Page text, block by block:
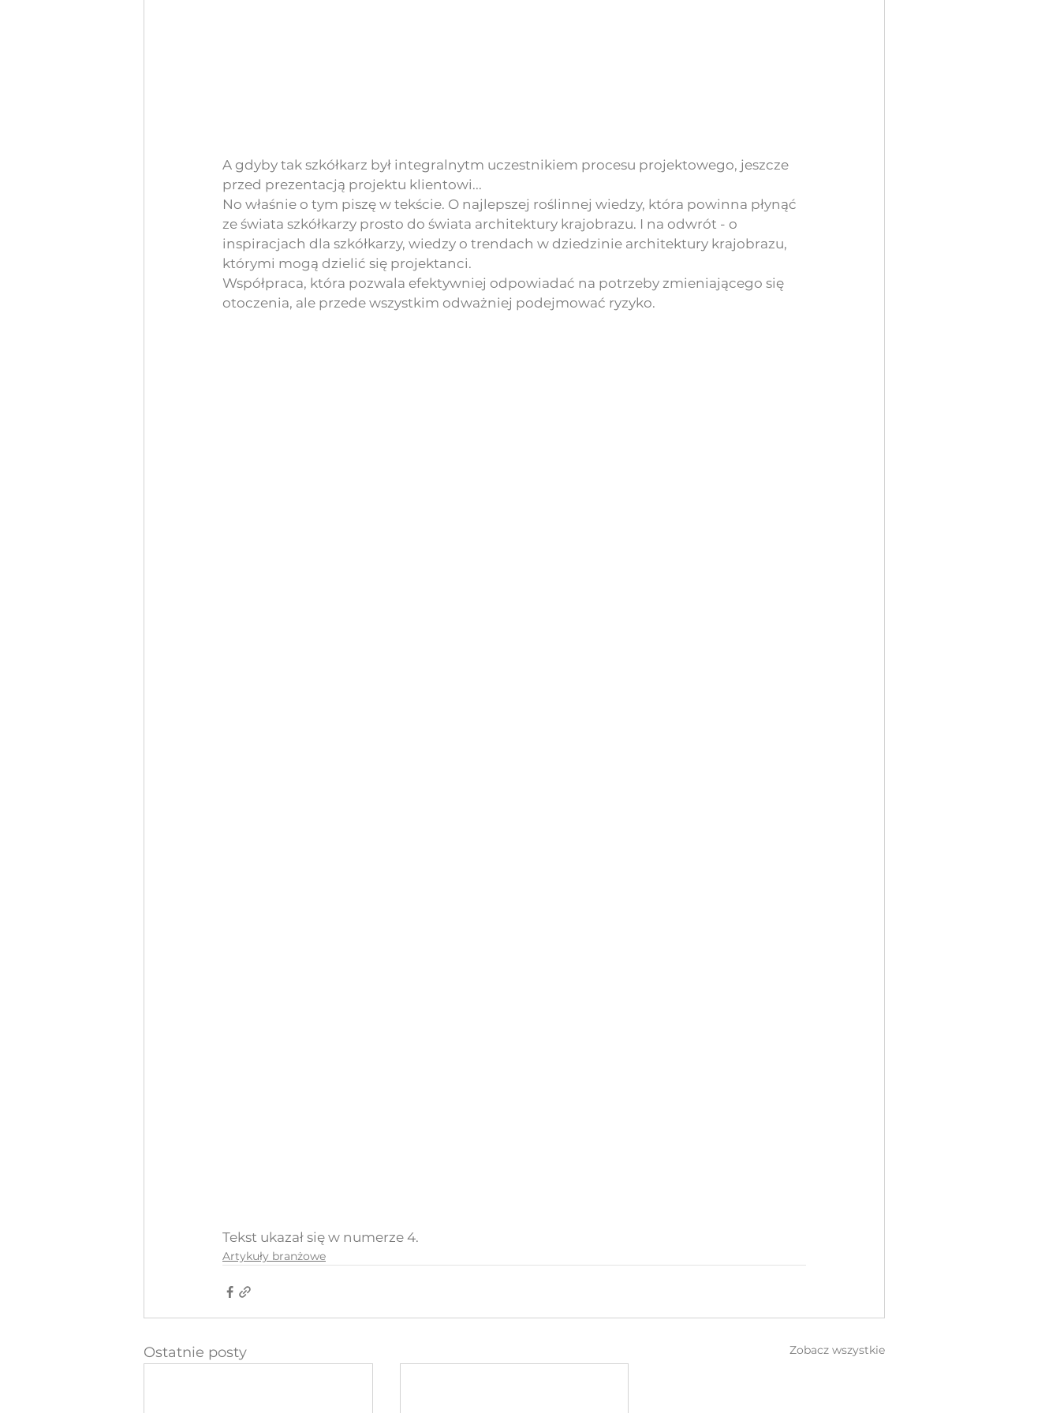
A gdyby tak szkółkarz był integralnytm uczestnikiem procesu projektowego, jeszcze
przed prezentacją projektu klientowi...
No właśnie o tym piszę w tekście. O najlepszej roślinnej wiedzy, która powinna płynąć
ze świata szkółkarzy prosto do świata architektury krajobrazu. I na odwrót - o
inspiracjach dla szkółkarzy, wiedzy o trendach w dziedzinie architektury krajobrazu,
którymi mogą dzielić się projektanci.
Współpraca, która pozwala efektywniej odpowiadać na potrzeby zmieniającego się
otoczenia, ale przede wszystkim odważniej podejmować ryzyko.
Tekst ukazał się w numerze 4.
Artykuły branżowe
Ostatnie posty Zobacz wszystkie